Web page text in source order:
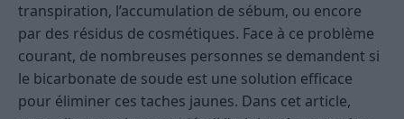
transpiration, l’accumulation de sébum, ou encore
par des résidus de cosmétiques. Face à ce problème
courant, de nombreuses personnes se demandent si
le bicarbonate de soude est une solution efficace
pour éliminer ces taches jaunes. Dans cet article,